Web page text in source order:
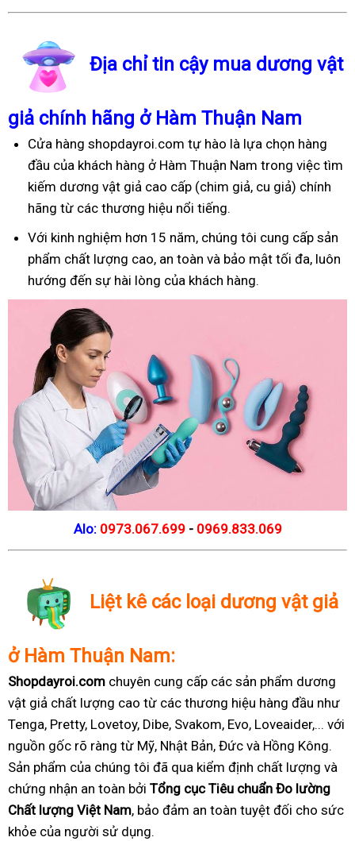
Địa chỉ tin cậy mua dương vật
giả chính hãng ở Hàm Thuận Nam
Cửa hàng shopdayroi.com tự hào là lựa chọn hàng
đầu của khách hàng ở Hàm Thuận Nam trong việc tìm
kiếm dương vật giả cao cấp (chim giả, cu giả) chính
hãng từ các thương hiệu nổi tiếng.
Với kinh nghiệm hơn 15 năm, chúng tôi cung cấp sản
phẩm chất lượng cao, an toàn và bảo mật tối đa, luôn
hướng đến sự hài lòng của khách hàng.
Alo: 0973.067.699 - 0969.833.069
Liệt kê các loại dương vật giả
ở Hàm Thuận Nam:
Shopdayroi.com chuyên cung cấp các sản phẩm dương
vật giả chất lượng cao từ các thương hiệu hàng đầu như
Tenga, Pretty, Lovetoy, Dibe, Svakom, Evo, Loveaider,... với
nguồn gốc rõ ràng từ Mỹ, Nhật Bản, Đức và Hồng Kông.
Sản phẩm của chúng tôi đã qua kiểm định chất lượng và
chứng nhận an toàn bởi Tổng cục Tiêu chuẩn Đo lường
Chất lượng Việt Nam, bảo đảm an toàn tuyệt đối cho sức
khỏe của người sử dụng.